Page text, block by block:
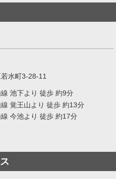
水町3-28-11
池下より 徒歩 約9分
覚王山より 徒歩 約13分
今池より 徒歩 約17分